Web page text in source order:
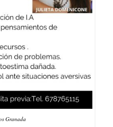
Granada